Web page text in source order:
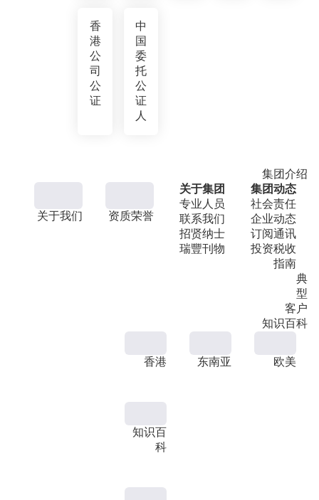
香
港
公
司
公
证
中
国
委
托
公
证
人
集团介绍
关于我们 资质荣誉
关于集团
专业人员
联系我们
招贤纳士
瑞豐刊物
集团动态
社会责任
企业动态
订阅通讯
投资税收
指南
典
型
客户
知识百科
香港 东南亚 欧美
知识百
科